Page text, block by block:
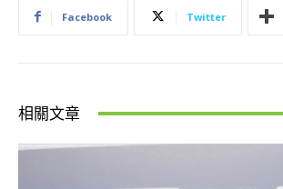
Facebook Twitter
相關文章